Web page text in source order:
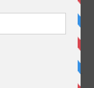
TIJDPERK